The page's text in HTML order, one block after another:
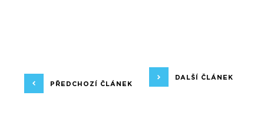
PŘEDCHOZÍ ČLÁNEK
DALŠÍ ČLÁNEK